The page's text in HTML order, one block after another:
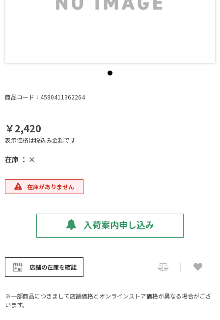
商品コード：4580411362264
￥2,420
表示価格は税込み金額です
在庫 ： ×
在庫がありません
入荷案内申し込み
店舗の在庫を確認
※一部商品につきまして店舗価格とオンラインストア価格が異なる場合がござ
います。